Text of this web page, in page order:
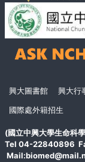
頁
尾
興大圖書館 興大行
國際處外籍招生
(國立中興大學生命科
Tel 04-22840896